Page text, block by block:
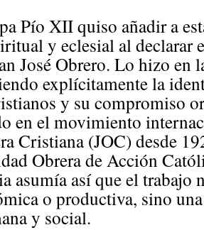
Pío XII quiso añadir a
y eclesial al declarar
José Obrero. Lo hizo en
explícitamente la
y su compromiso
en el movimiento
Cristiana (JOC) desde
Obrera de Acción
asumía así que el trabajo
o productiva, sino
y social.